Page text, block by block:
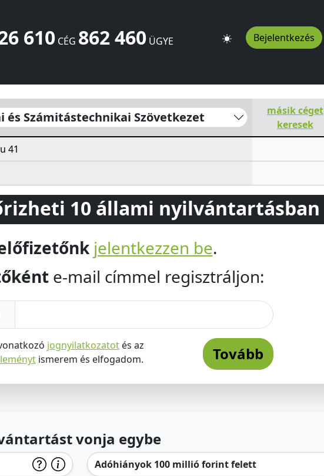
610CÉG 862 460ÜGYE Bejelentkezés
SzövetkezetDessewffy u 41Budapest1066HU
és Számitástechnikai Szövetkezet
másik céget
keresek
41
10 állami nyilvántartásban
jelentkezzen be.
e-mail címmel regisztráljon:
jognyilatkozatotés az
ismerem és elfogadom. Tovább
vonja egybe
Adóhiányok 100 millió forint felett